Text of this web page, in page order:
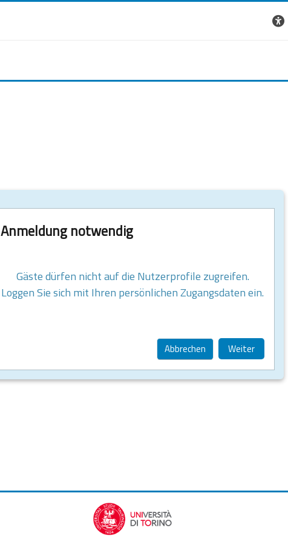
Anmeldung notwendig
Gäste dürfen nicht auf die Nutzerprofile zugreifen.
Loggen Sie sich mit Ihren persönlichen Zugangsdaten ein.
Abbrechen Weiter